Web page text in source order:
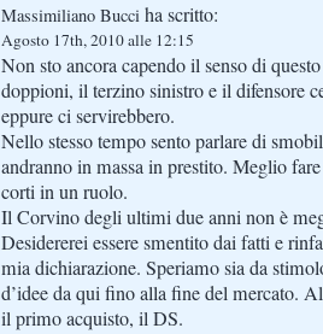
Massimiliano Bucci ha scritto:
Agosto 17th, 2010 alle 12:15
Non sto ancora capendo il senso di
doppioni, il terzino sinistro e il difensore
eppure ci servirebbero.
Nello stesso tempo sento parlare di
andranno in massa in prestito. Meglio
corti in un ruolo.
Il Corvino degli ultimi due anni non è
Desidererei essere smentito dai fatti e
mia dichiarazione. Speriamo sia da
d’idee da qui fino alla fine del mercato.
il primo acquisto, il DS.